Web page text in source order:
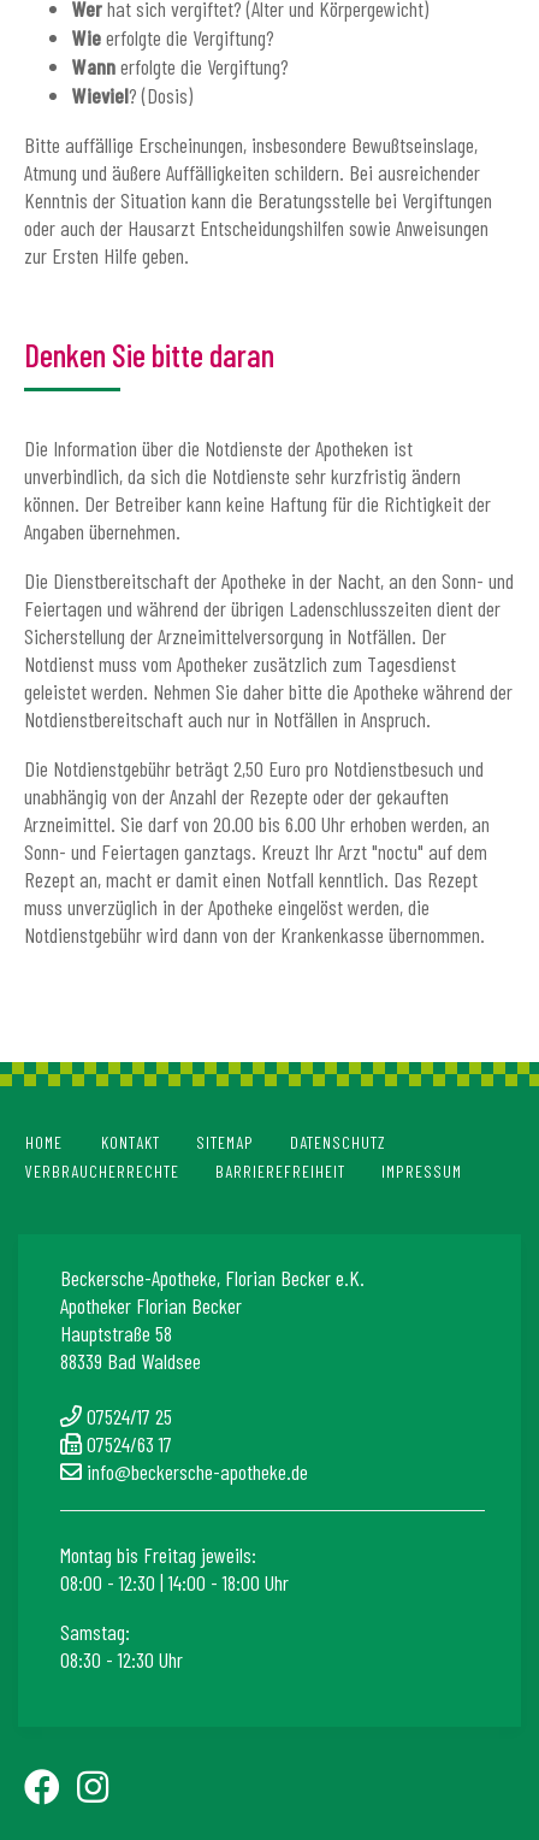
Werhat sich vergiftet? (Alter und Körpergewicht)
Wieerfolgte die Vergiftung?
Wannerfolgte die Vergiftung?
Wieviel? (Dosis)
Bitte auffällige Erscheinungen, insbesondere Bewußtseinslage,
Atmung und äußere Auffälligkeiten schildern. Bei ausreichender
Kenntnis der Situation kann die Beratungsstelle bei Vergiftungen
oder auch der Hausarzt Entscheidungshilfen sowie Anweisungen
zur Ersten Hilfe geben.
Denken Sie bitte daran
Die Information über die Notdienste der Apotheken ist
unverbindlich, da sich die Notdienste sehr kurzfristig ändern
können. Der Betreiber kann keine Haftung für die Richtigkeit der
Angaben übernehmen.
Die Dienstbereitschaft der Apotheke in der Nacht, an den Sonn- und
Feiertagen und während der übrigen Ladenschlusszeiten dient der
Sicherstellung der Arzneimittelversorgung in Notfällen. Der
Notdienst muss vom Apotheker zusätzlich zum Tagesdienst
geleistet werden. Nehmen Sie daher bitte die Apotheke während der
Notdienstbereitschaft auch nur in Notfällen in Anspruch.
Die Notdienstgebühr beträgt 2,50 Euro pro Notdienstbesuch und
unabhängig von der Anzahl der Rezepte oder der gekauften
Arzneimittel. Sie darf von 20.00 bis 6.00 Uhr erhoben werden, an
Sonn- und Feiertagen ganztags. Kreuzt Ihr Arzt "noctu" auf dem
Rezept an, macht er damit einen Notfall kenntlich. Das Rezept
muss unverzüglich in der Apotheke eingelöst werden, die
Notdienstgebühr wird dann von der Krankenkasse übernommen.
HOME KONTAKT SITEMAP
DATENSCHUTZ
VERBRAUCHERRECHTE
BARRIEREFREIHEIT IMPRESSUM
Beckersche-Apotheke, Florian Becker e.K.
Apotheker Florian Becker
Hauptstraße 58
88339 Bad Waldsee
07524/17 25
07524/63 17
info@beckersche-apotheke.de
Montag bis Freitag jeweils:
08:00 - 12:30 | 14:00 - 18:00 Uhr
Samstag:
08:30 - 12:30 Uhr